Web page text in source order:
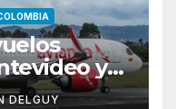
y
DELGUY